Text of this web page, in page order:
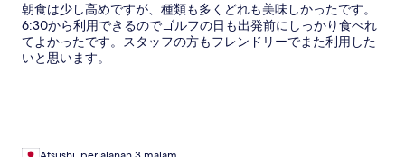
朝食は少し高めですが、種類も多くどれも美味しかったです。
6:30から利用できるのでゴルフの日も出発前にしっかり食べれ
てよかったです。スタッフの方もフレンドリーでまた利用した
いと思います。